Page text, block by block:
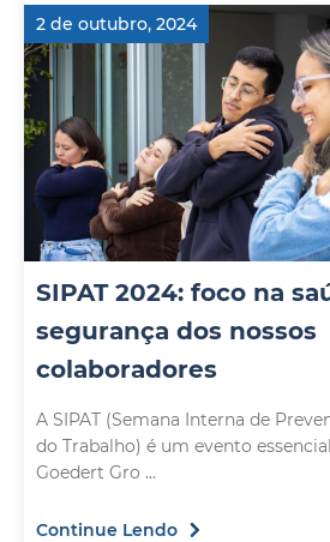
2 de outubro, 2024
SIPAT 2024: foco na
segurança dos nossos
colaboradores
A SIPAT (Semana Interna de
do Trabalho) é um evento
Goedert Gro ...
Continue Lendo